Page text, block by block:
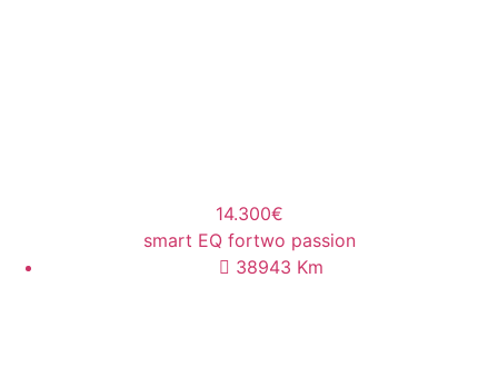
14.300€
smart EQ fortwo passion
38943 Km